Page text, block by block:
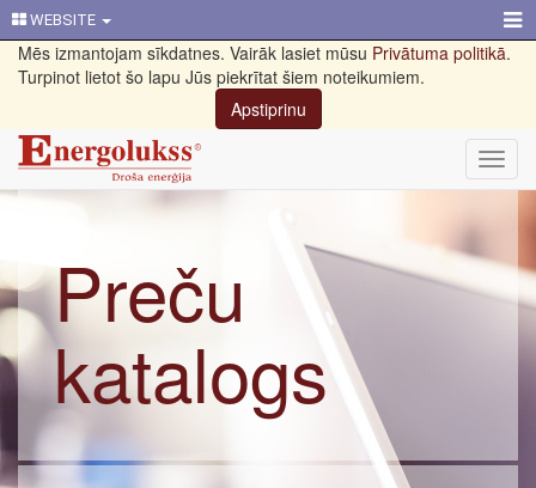
WEBSITE
Mēs izmantojam sīkdatnes. Vairāk lasiet mūsu Privātuma politikā.
Turpinot lietot šo lapu Jūs piekrītat šiem noteikumiem.
Apstiprinu
Preču
katalogs